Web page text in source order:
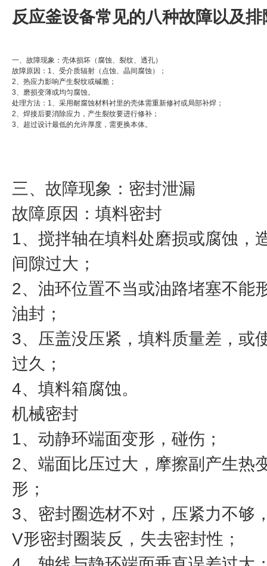
反应釜设备常见的八种故障以及排
一、故障现象：壳体损坏（腐蚀、裂纹、透孔）
故障原因：1、受介质辐射（点蚀、晶间腐蚀）；
2、热应力影响产生裂纹或碱脆；
3、磨损变薄或均匀腐蚀。
处理方法：1、采用耐腐蚀材料衬里的壳体需重新修衬或局部补焊；
2、焊接后要消除应力，产生裂纹要进行修补；
3、超过设计最低的允许厚度，需更换本体。
三、故障现象：密封泄漏
故障原因：填料密封
1、搅拌轴在填料处磨损或腐蚀，
间隙过大；
2、油环位置不当或油路堵塞不能
油封；
3、压盖没压紧，填料质量差，或
过久；
4、填料箱腐蚀。
机械密封
1、动静环端面变形，碰伤；
2、端面比压过大，摩擦副产生热
形；
3、密封圈选材不对，压紧力不够
V形密封圈装反，失去密封性；